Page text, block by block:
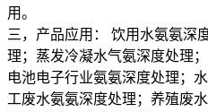
用。
三，产品应用： 饮用水氨氨深
理；蒸发冷凝水气氨深度处理
电池电子行业氨氨深度处理；
工废水氨氨深度处理；养殖废